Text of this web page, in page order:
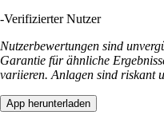
-Verifizierter Nutzer
Nutzerbewertungen sind
Garantie für ähnliche
variieren. Anlagen sind riskant
App herunterladen